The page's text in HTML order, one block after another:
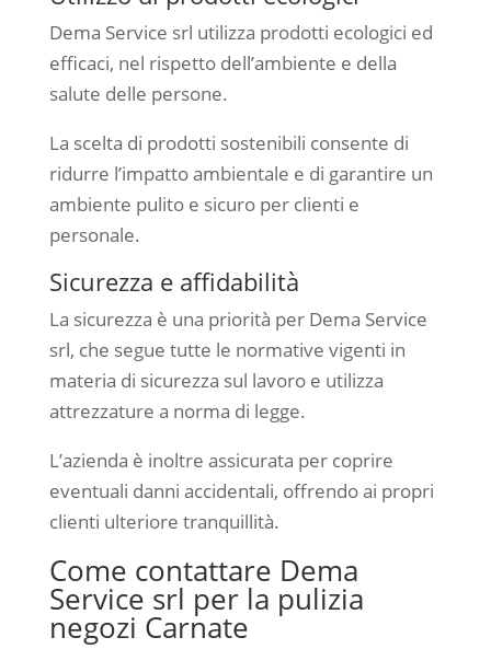
Dema Service srl utilizza prodotti ecologici ed
efficaci, nel rispetto dell’ambiente e della
salute delle persone.
La scelta di prodotti sostenibili consente di
ridurre l’impatto ambientale e di garantire un
ambiente pulito e sicuro per clienti e
personale.
Sicurezza e affidabilità
La sicurezza è una priorità per Dema Service
srl, che segue tutte le normative vigenti in
materia di sicurezza sul lavoro e utilizza
attrezzature a norma di legge.
L’azienda è inoltre assicurata per coprire
eventuali danni accidentali, offrendo ai propri
clienti ulteriore tranquillità.
Come contattare Dema
Service srl per la pulizia
negozi Carnate